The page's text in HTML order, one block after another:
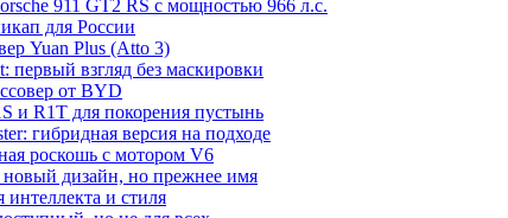
911 GT2 RS с мощностью 966 л.с.
для России
Yuan Plus (Atto 3)
первый взгляд без маскировки
от BYD
и R1T для покорения пустынь
гибридная версия на подходе
роскошь с мотором V6
дизайн, но прежнее имя
и стиля